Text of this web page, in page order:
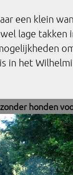
een klein
lage
in het
honden